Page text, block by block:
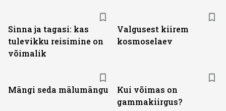
Sinna ja tagasi: kas
tulevikku reisimine on
võimalik
Valgusest kiirem
kosmoselaev
Mängi seda mälumängu
Kui võimas on
gammakiirgus?